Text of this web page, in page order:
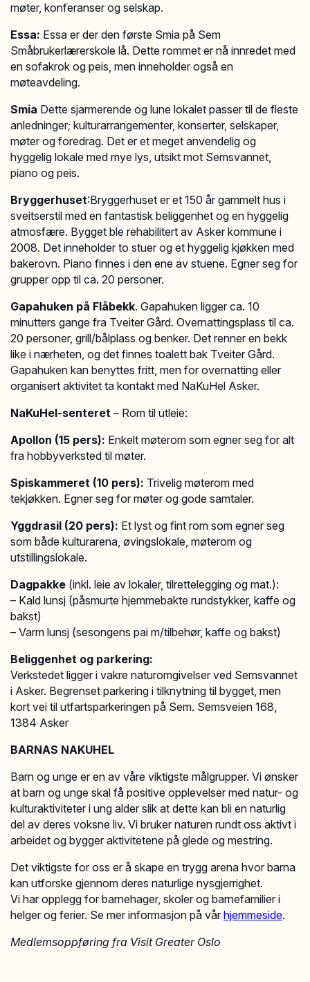
møter, konferanser og selskap.
Essa: Essa er der den første Smia på Sem
Småbrukerlærerskole lå. Dette rommet er nå innredet med
en sofakrok og peis, men inneholder også en
møteavdeling.
Smia Dette sjarmerende og lune lokalet passer til de fleste
anledninger; kulturarrangementer, konserter, selskaper,
møter og foredrag. Det er et meget anvendelig og
hyggelig lokale med mye lys, utsikt mot Semsvannet,
piano og peis.
Bryggerhuset:Bryggerhuset er et 150 år gammelt hus i
sveitserstil med en fantastisk beliggenhet og en hyggelig
atmosfære. Bygget ble rehabilitert av Asker kommune i
2008. Det inneholder to stuer og et hyggelig kjøkken med
bakerovn. Piano finnes i den ene av stuene. Egner seg for
grupper opp til ca. 20 personer.
Gapahuken på Flåbekk. Gapahuken ligger ca. 10
minutters gange fra Tveiter Gård. Overnattingsplass til ca.
20 personer, grill/bålplass og benker. Det renner en bekk
like i nærheten, og det finnes toalett bak Tveiter Gård.
Gapahuken kan benyttes fritt, men for overnatting eller
organisert aktivitet ta kontakt med NaKuHel Asker.
NaKuHel-senteret – Rom til utleie:
Apollon (15 pers): Enkelt møterom som egner seg for alt
fra hobbyverksted til møter.
Spiskammeret (10 pers): Trivelig møterom med
tekjøkken. Egner seg for møter og gode samtaler.
Yggdrasil (20 pers): Et lyst og fint rom som egner seg
som både kulturarena, øvingslokale, møterom og
utstillingslokale.
Dagpakke (inkl. leie av lokaler, tilrettelegging og mat.):
– Kald lunsj (påsmurte hjemmebakte rundstykker, kaffe og
bakst)
– Varm lunsj (sesongens pai m/tilbehør, kaffe og bakst)
Beliggenhet og parkering:
Verkstedet ligger i vakre naturomgivelser ved Semsvannet
i Asker. Begrenset parkering i tilknytning til bygget, men
kort vei til utfartsparkeringen på Sem. Semsveien 168,
1384 Asker
BARNAS NAKUHEL
Barn og unge er en av våre viktigste målgrupper. Vi ønsker
at barn og unge skal få positive opplevelser med natur- og
kulturaktiviteter i ung alder slik at dette kan bli en naturlig
del av deres voksne liv. Vi bruker naturen rundt oss aktivt i
arbeidet og bygger aktivitetene på glede og mestring.
Det viktigste for oss er å skape en trygg arena hvor barna
kan utforske gjennom deres naturlige nysgjerrighet.
Vi har opplegg for barnehager, skoler og barnefamilier i
helger og ferier. Se mer informasjon på vår hjemmeside.
Medlemsoppføring fra Visit Greater Oslo